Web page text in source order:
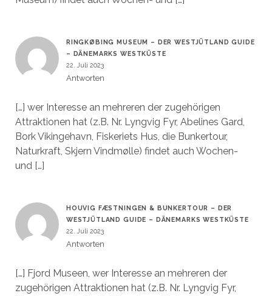
RINGKØBING MUSEUM – DER WESTJÜTLAND GUIDE
– DÄNEMARKS WESTKÜSTE
22. Juli 2023
Antworten
[…] wer Interesse an mehreren der zugehörigen
Attraktionen hat (z.B. Nr. Lyngvig Fyr, Abelines Gard,
Bork Vikingehavn, Fiskeriets Hus, die Bunkertour,
Naturkraft, Skjern Vindmølle) findet auch Wochen-
und […]
HOUVIG FÆSTNINGEN & BUNKERTOUR – DER
WESTJÜTLAND GUIDE – DÄNEMARKS WESTKÜSTE
22. Juli 2023
Antworten
[…] Fjord Museen, wer Interesse an mehreren der
zugehörigen Attraktionen hat (z.B. Nr. Lyngvig Fyr,